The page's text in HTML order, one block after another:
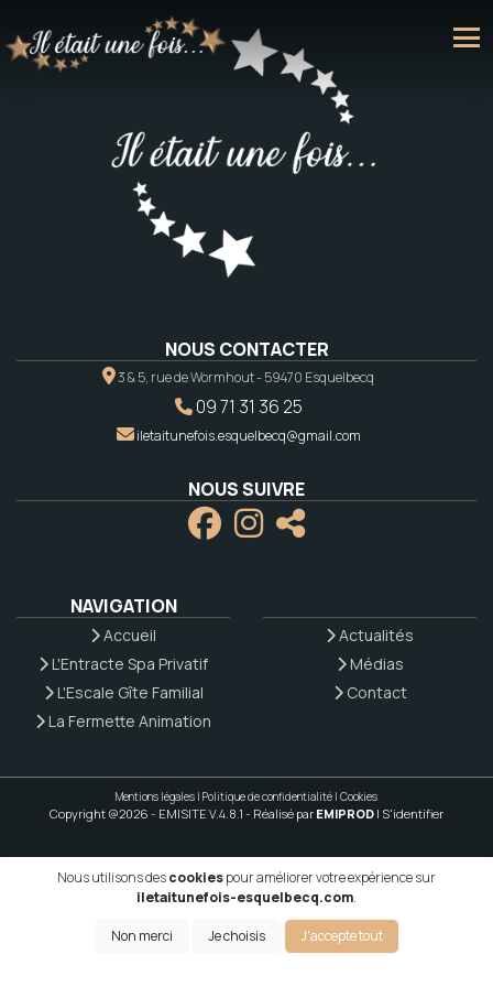
NOUS CONTACTER
3 & 5, rue de Wormhout - 59470 Esquelbecq
09 71 31 36 25
iletaitunefois.esquelbecq@gmail.com
NOUS SUIVRE
NAVIGATION
Accueil
L'Entracte Spa Privatif
L'Escale Gîte Familial
La Fermette Animation
Actualités
Médias
Contact
Mentions légales | Politique de confidentialité | Cookies
Copyright @2026 - EMISITE V.4.8.1 - Réalisé par EMIPROD | S'identifier
Nous utilisons descookiespour améliorer votre expérience sur
iletaitunefois-esquelbecq.com.
Non merci Je choisis J'accepte tout